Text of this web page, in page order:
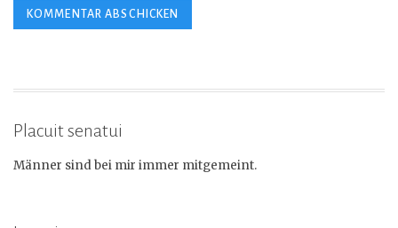
Placuit senatui
Männer sind bei mir immer mitgemeint.